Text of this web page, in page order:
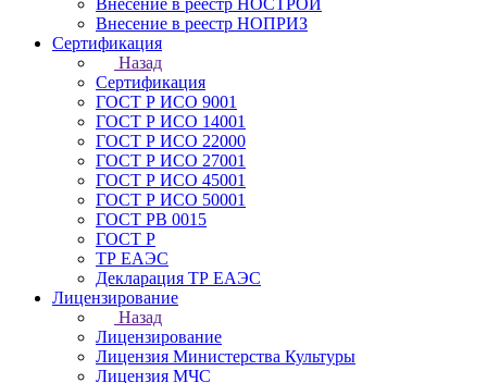
Внесение в реестр НОСТРОЙ
Внесение в реестр НОПРИЗ
Сертификация
Назад
Сертификация
ГОСТ Р ИСО 9001
ГОСТ Р ИСО 14001
ГОСТ Р ИСО 22000
ГОСТ Р ИСО 27001
ГОСТ Р ИСО 45001
ГОСТ Р ИСО 50001
ГОСТ РВ 0015
ГОСТ Р
ТР ЕАЭС
Декларация ТР ЕАЭС
Лицензирование
Назад
Лицензирование
Лицензия Министерства Культуры
Лицензия МЧС